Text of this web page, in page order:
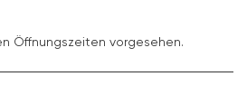
Öffnungszeiten vorgesehen.